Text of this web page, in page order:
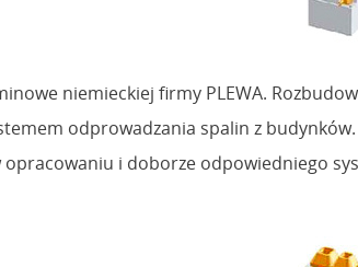
niemieckiej firmy PLEWA.
odprowadzania spalin z
opracowaniu i doborze odpowiedniego